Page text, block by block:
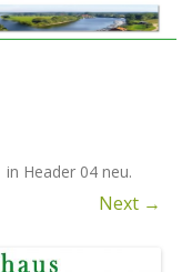
in Header 04 neu.
Next →